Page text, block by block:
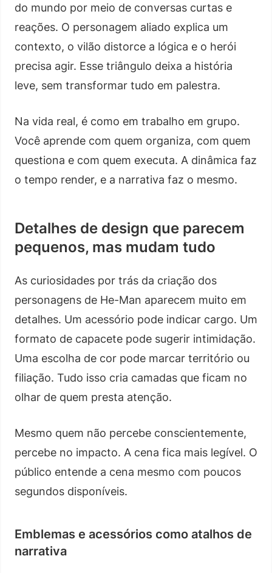
do mundo por meio de conversas curtas e
reações. O personagem aliado explica um
contexto, o vilão distorce a lógica e o herói
precisa agir. Esse triângulo deixa a história
leve, sem transformar tudo em palestra.
Na vida real, é como em trabalho em grupo.
Você aprende com quem organiza, com quem
questiona e com quem executa. A dinâmica faz
o tempo render, e a narrativa faz o mesmo.
Detalhes de design que parecem
pequenos, mas mudam tudo
As curiosidades por trás da criação dos
personagens de He-Man aparecem muito em
detalhes. Um acessório pode indicar cargo. Um
formato de capacete pode sugerir intimidação.
Uma escolha de cor pode marcar território ou
filiação. Tudo isso cria camadas que ficam no
olhar de quem presta atenção.
Mesmo quem não percebe conscientemente,
percebe no impacto. A cena fica mais legível. O
público entende a cena mesmo com poucos
segundos disponíveis.
Emblemas e acessórios como atalhos de
narrativa